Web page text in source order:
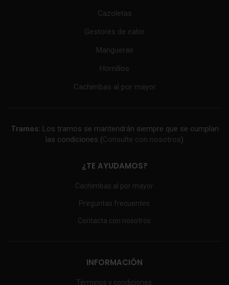
Cazoletas
Gestores de calor
Mangueras
Hornillos
Cachimbas al por mayor
Tramos: Los tramos se mantendrán siempre que se cumplan
las condiciones (Consulte con nosotros)
¿TE AYUDAMOS?
Cachimbas al por mayor
Preguntas frecuentes
Contacta con nosotros
INFORMACIÓN
Términos y condiciones